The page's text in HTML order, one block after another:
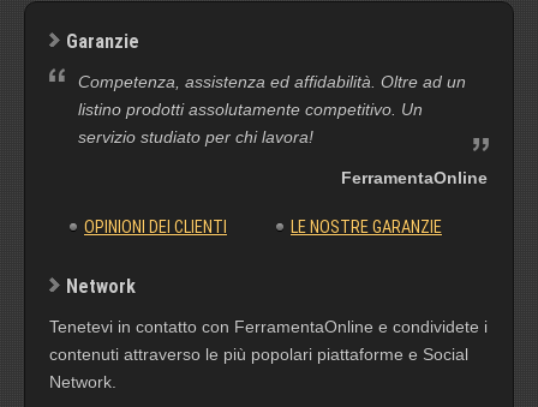
Garanzie
Competenza, assistenza ed affidabilità. Oltre ad un
listino prodotti assolutamente competitivo. Un
servizio studiato per chi lavora!
FerramentaOnline
OPINIONI DEI CLIENTI LE NOSTRE GARANZIE
Network
Tenetevi in contatto con FerramentaOnline e condividete i
contenuti attraverso le più popolari piattaforme e Social
Network.